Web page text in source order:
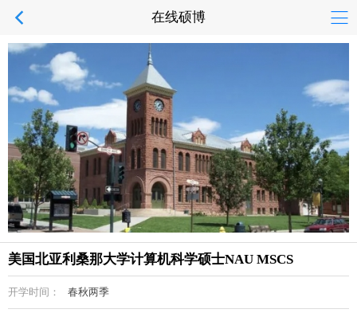
在线硕博
美国北亚利桑那大学计算机科学硕士NAU MSCS
开学时间： 春秋两季